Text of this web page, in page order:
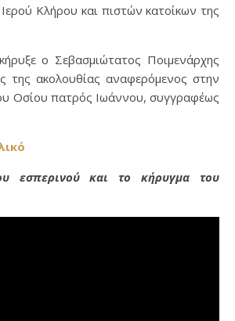
Κλήρου και πιστών κατοίκων της
ο Σεβασμιώτατος Ποιμενάρχης
της ακολουθίας αναφερόμενος στην
Οσίου πατρός Ιωάννου, συγγραφέως
εσπερινού και το κήρυγμα του